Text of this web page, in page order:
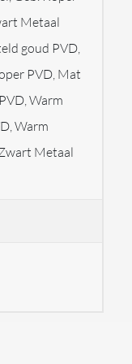
een synoniem
verschillende
afwerking.
voor u op
Metaal
goud PVD,
PVD, Mat
Warm
Warm
Metaal